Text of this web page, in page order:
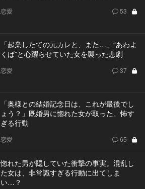
恋愛 53
「起業したての元カレと、また…」“あわよ
くば”と心躍らせていた女を襲った悲劇
恋愛 37
「奥様との結婚記念日は、これが最後でし
ょう？」既婚男に惚れた女が取った、怖す
ぎる行動
恋愛 65
惚れた男が隠していた衝撃の事実。混乱し
た女は、非常識すぎる行動に出てしま
い…？